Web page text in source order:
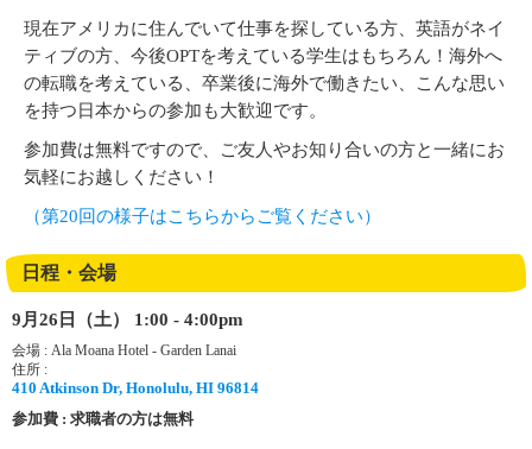
現在アメリカに住んでいて仕事を探している方、英語がネイ
ティブの方、今後OPTを考えている学生はもちろん！海外へ
の転職を考えている、卒業後に海外で働きたい、こんな思い
を持つ日本からの参加も大歓迎です。
参加費は無料ですので、ご友人やお知り合いの方と一緒にお
気軽にお越しください！
（第20回の様子はこちらからご覧ください）
日程・会場
9月26日（土） 1:00 - 4:00pm
会場 : Ala Moana Hotel - Garden Lanai
住所 :
410 Atkinson Dr, Honolulu, HI 96814
参加費 : 求職者の方は無料